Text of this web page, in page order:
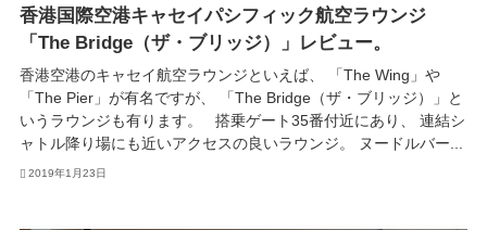
香港国際空港キャセイパシフィック航空ラウンジ
「The Bridge（ザ・ブリッジ）」レビュー。
香港空港のキャセイ航空ラウンジといえば、 「The Wing」や
「The Pier」が有名ですが、 「The Bridge（ザ・ブリッジ）」と
いうラウンジも有ります。 搭乗ゲート35番付近にあり、 連結シ
ャトル降り場にも近いアクセスの良いラウンジ。 ヌードルバー...
2019年1月23日